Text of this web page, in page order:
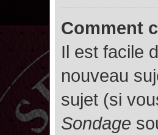
Comment
Il est facile
nouveau
sujet (si
Sondage